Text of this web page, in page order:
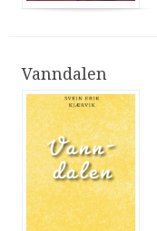
Vanndalen